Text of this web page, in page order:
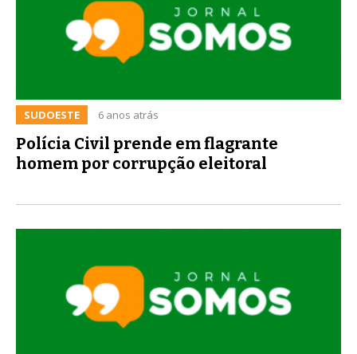
SUDOESTE 6 anos atrás
Polícia Civil prende em flagrante
homem por corrupção eleitoral